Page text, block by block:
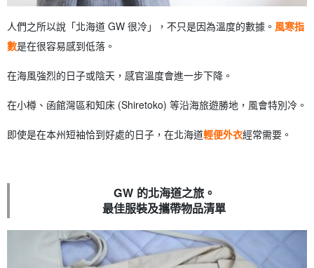
人們之所以說「北海道 GW 很冷」，不只是因為溫度的數據。 風寒指
數是在很容易感到低落。
在海風強烈的日子或陰天，感官溫度會進一步下降。
在小樽、函館灣區和知床 (Shiretoko) 等沿海旅遊勝地，風會特別冷。
即使是在本州短袖恰到好處的日子，在北海道輕便外衣經常需要。
GW 的北海道之旅。
最佳服裝及攜帶物品清單